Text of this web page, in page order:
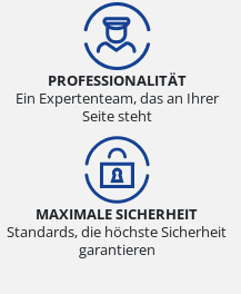
PROFESSIONALITÄT
Ein Expertenteam, das an Ihrer
Seite steht
MAXIMALE SICHERHEIT
Standards, die höchste Sicherheit
garantieren